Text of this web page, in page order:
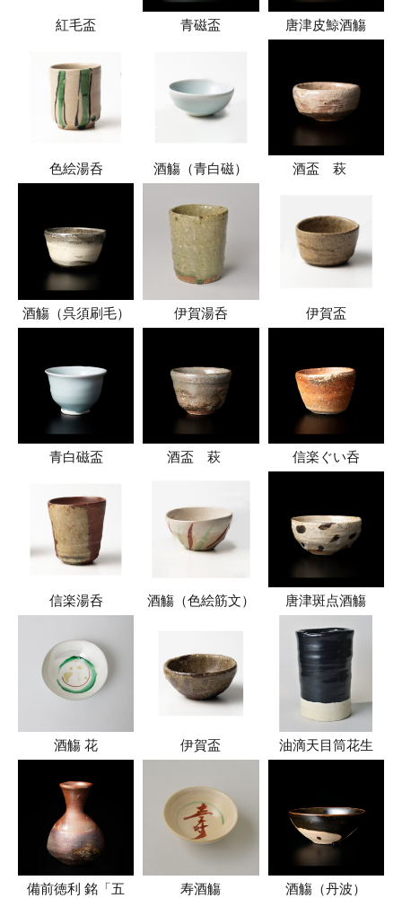
紅毛盃 青磁盃 唐津皮鯨酒觴
色絵湯呑 酒觴（青白磁） 酒盃 萩
酒觴（呉須刷毛） 伊賀湯呑 伊賀盃
青白磁盃 酒盃 萩 信楽ぐい呑
信楽湯呑 酒觴（色絵筋文） 唐津斑点酒觴
酒觴 花 伊賀盃 油滴天目筒花生
備前徳利 銘「五
寿酒觴 酒觴（丹波）